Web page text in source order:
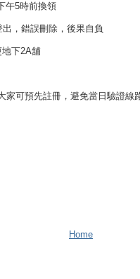
午5時前換領
，錯誤刪除，後果自負
地下2A舖
可預先註冊，避免當日驗證線
Home